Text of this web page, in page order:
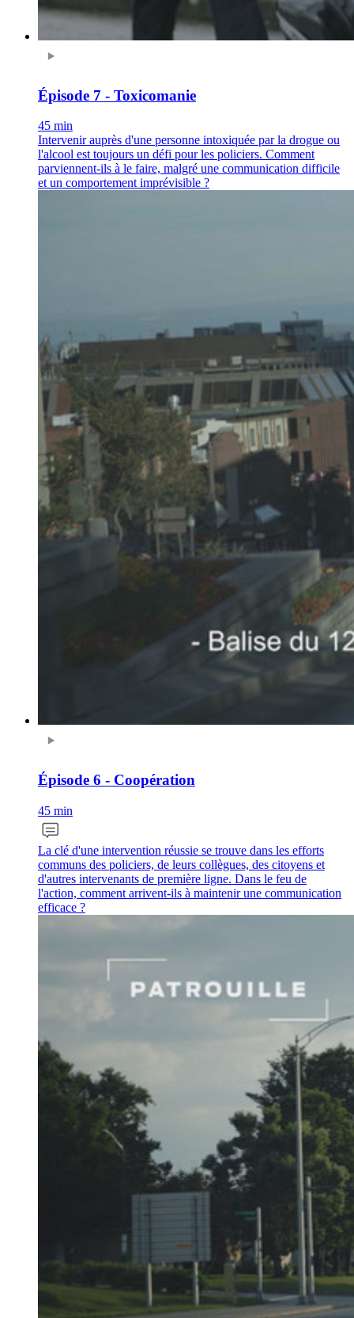
Épisode 7 - Toxicomanie
45 min
Intervenir auprès d'une personne intoxiquée par la drogue ou
l'alcool est toujours un défi pour les policiers. Comment
parviennent-ils à le faire, malgré une communication difficile
et un comportement imprévisible ?
Épisode 6 - Coopération
45 min
La clé d'une intervention réussie se trouve dans les efforts
communs des policiers, de leurs collègues, des citoyens et
d'autres intervenants de première ligne. Dans le feu de
l'action, comment arrivent-ils à maintenir une communication
efficace ?